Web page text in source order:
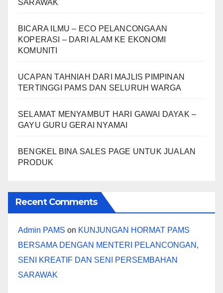
SARAWAK
BICARA ILMU – ECO PELANCONGAAN
KOPERASI – DARI ALAM KE EKONOMI
KOMUNITI
UCAPAN TAHNIAH DARI MAJLIS PIMPINAN
TERTINGGI PAMS DAN SELURUH WARGA
SELAMAT MENYAMBUT HARI GAWAI DAYAK –
GAYU GURU GERAI NYAMAI
BENGKEL BINA SALES PAGE UNTUK JUALAN
PRODUK
Recent Comments
Admin PAMS on KUNJUNGAN HORMAT PAMS
BERSAMA DENGAN MENTERI PELANCONGAN,
SENI KREATIF DAN SENI PERSEMBAHAN
SARAWAK